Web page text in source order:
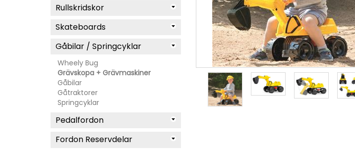
Rullskridskor
Skateboards
Gåbilar / Springcyklar
Wheely Bug
Grävskopa + Grävmaskiner
Gåbilar
Gåtraktorer
Springcyklar
Pedalfordon
Fordon Reservdelar